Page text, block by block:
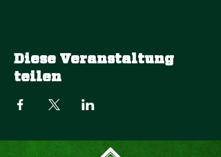
Diese Veranstaltung
teilen